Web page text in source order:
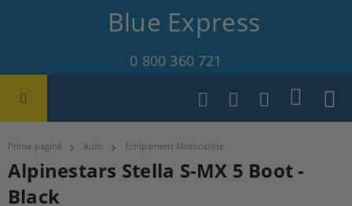
Blue Express
0 800 360 721
Prima pagină Auto Echipament Motociclete
Alpinestars Stella S-MX 5 Boot -
Black